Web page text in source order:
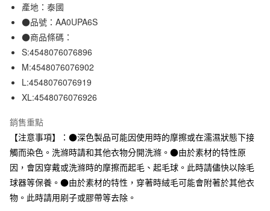
合作金庫商業銀行
華南商業銀行
上海商業儲蓄銀行
臺灣中小企業銀行
匯豐（台灣）商業銀行
聯邦商業銀行
元大商業銀行
台新國際商業銀行
台灣樂天信用卡公司
超商取貨付款
LINE Pay
Apple Pay
街口支付
悠遊付
運送方式
全家取貨付款
每筆NT$65，滿NT$1,000(含以上)免運費
付款後全家取貨
每筆NT$65，滿NT$1,000(含以上)免運費
產地：泰國
●品號：AA0UPA6S
●商品條碼：
S:4548076076896
M:4548076076902
L:4548076076919
XL:4548076076926
銷售重點
【注意事項】：●深色製品可能因使用時的摩擦或在濡濕狀態下接
觸而染色。洗滌時請和其他衣物分開洗滌。●由於素材的特性原
因，會因穿戴或洗滌時的摩擦而起毛、起毛球。此時請儘快以除毛
球器等保養。●由於素材的特性，穿著時絨毛可能會附著於其他衣
物。此時請用刷子或膠帶等去除。